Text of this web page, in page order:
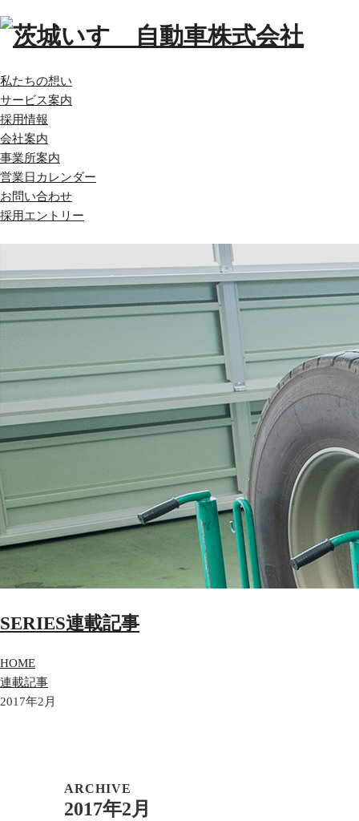
私たちの想い
サービス案内
採用情報
会社案内
事業所案内
営業日カレンダー
お問い合わせ
採用エントリー
SERIES連載記事
HOME
連載記事
2017年2月
ARCHIVE
2017年2月